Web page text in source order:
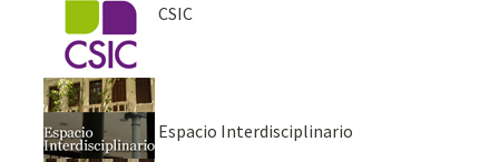
CSIC
Espacio Interdisciplinario